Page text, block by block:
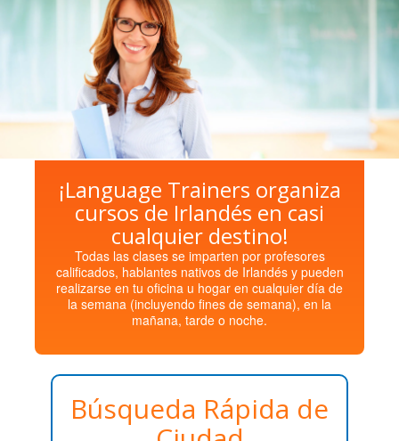
¡Language Trainers organiza
cursos de Irlandés en casi
cualquier destino!
Todas las clases se imparten por profesores
calificados, hablantes nativos de Irlandés y pueden
realizarse en tu oficina u hogar en cualquier día de
la semana (incluyendo fines de semana), en la
mañana, tarde o noche.
Búsqueda Rápida de